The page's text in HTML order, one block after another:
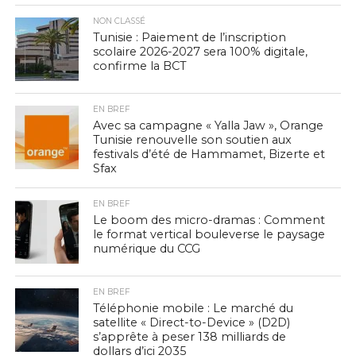
NON CLASSÉ
Tunisie : Paiement de l’inscription
scolaire 2026-2027 sera 100% digitale,
confirme la BCT
EN BREF
Avec sa campagne « Yalla Jaw », Orange
Tunisie renouvelle son soutien aux
festivals d’été de Hammamet, Bizerte et
Sfax
EN BREF
Le boom des micro-dramas : Comment
le format vertical bouleverse le paysage
numérique du CCG
EN BREF
Téléphonie mobile : Le marché du
satellite « Direct-to-Device » (D2D)
s’apprête à peser 138 milliards de
dollars d’ici 2035